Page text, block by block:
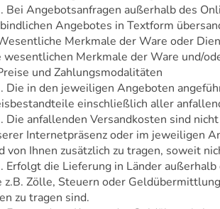
Bei Angebotsanfragen außerhalb des
Angebotes in Textform
Merkmale der Ware oder
wesentlichen Merkmale der Ware und/
und Zahlungsmodalitäten
Die in den jeweiligen Angeboten
einschließlich aller
Die anfallenden Versandkosten sind
Internetpräsenz oder im jeweiligen
von Ihnen zusätzlich zu tragen, soweit
Erfolgt die Lieferung in Länder
z.B. Zölle, Steuern oder
zu tragen sind.